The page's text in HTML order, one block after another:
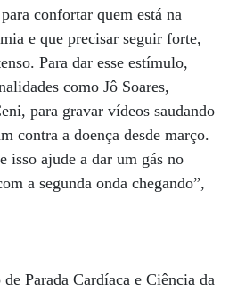
confortar quem está na
e que precisar seguir forte,
Para dar esse estímulo,
como Jô Soares,
para gravar vídeos saudando
contra a doença desde março.
isso ajude a dar um gás no
a segunda onda chegando”,
Parada Cardíaca e Ciência da